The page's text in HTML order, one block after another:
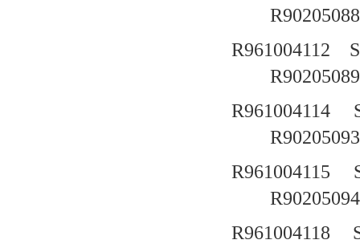
R961004112
R961004114
R961004115
R961004118